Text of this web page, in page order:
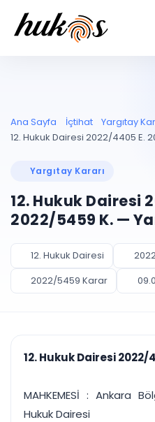
Entegrasyonu
UYAP ile otomatik
UYAP Evrak
Entegrasyonu
UETS
Tebligatları anında
PLANLAMA & TAKİP
Pano ve Takip
Duruşma ve görev
takvimi
Bildirim
Süreleri asla
Blog
Ücretsiz
Ana Sayfa İçtihat
Yargıtay
12. Hukuk Dairesi 2022/4405 E.
Yargıtay Kararı
12. Hukuk Dairesi
2022/5459 K. —
12. Hukuk Dairesi
2022/5459 Karar
12. Hukuk Dairesi 2022/
MAHKEMESİ : Ankara
Hukuk Dairesi